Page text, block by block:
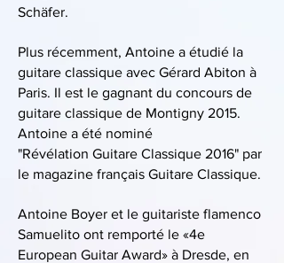
Schäfer.
Plus récemment, Antoine a étudié la
guitare classique avec Gérard Abiton à
Paris. Il est le gagnant du concours de
guitare classique de Montigny 2015.
Antoine a été nominé
"Révélation Guitare Classique 2016" par
le magazine français Guitare Classique.
Antoine Boyer et le guitariste flamenco
Samuelito ont remporté le «4e
European Guitar Award» à Dresde, en